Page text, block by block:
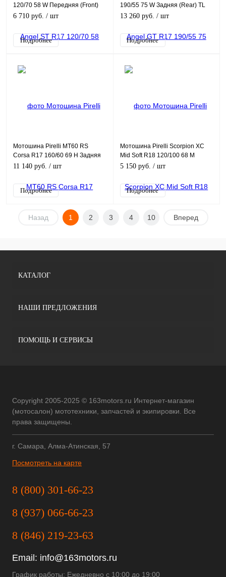
120/70 58 W Передняя (Front)
TL
6 710 руб. / шт
Подробнее
190/55 75 W Задняя (Rear) TL
13 260 руб. / шт
Подробнее
Мотошина Pirelli MT60 RS
Corsa R17 160/60 69 H Задняя
(Rear) TL
11 140 руб. / шт
Подробнее
Мотошина Pirelli Scorpion XC
Mid Soft R18 120/100 68 M
Задняя (Rear) TT
5 150 руб. / шт
Подробнее
Назад 1 2 3 4 10 Вперед
КАТАЛОГ
НАШИ ПРЕДЛОЖЕНИЯ
ПОМОЩЬ И СЕРВИСЫ
Copyright 2005-2025 © 163motors.ru Интернет-магазин
(мотосалон) мототехники, запчастей и экипировки. Все
права защищены.
г. Самара, Алма-Атинская, 57
Посмотреть на карте
8 (800) 301-66-23
8 (937) 066-66-23
8 (846) 219-23-63
Email: info@163motors.ru
График работы: Ежедневно с 10:00 до 19:00